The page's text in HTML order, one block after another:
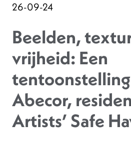
26-09-24
Beelden,
vrijheid: Een
Abecor,
Artists’ Safe